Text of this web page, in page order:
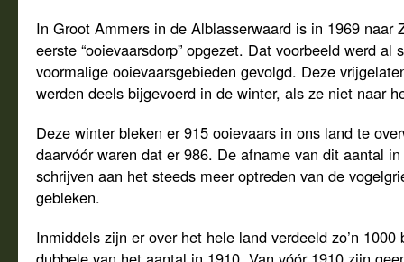
In Groot Ammers in de Alblasserwaard is in 1969 naar
eerste “ooievaarsdorp” opgezet. Dat voorbeeld werd al
voormalige ooievaarsgebieden gevolgd. Deze
werden deels bijgevoerd in de winter, als ze niet naar
Deze winter bleken er 915 ooievaars in ons land te
daarvóór waren dat er 986. De afname van dit aantal
schrijven aan het steeds meer optreden van de
gebleken.
Inmiddels zijn er over het hele land verdeeld zo’n